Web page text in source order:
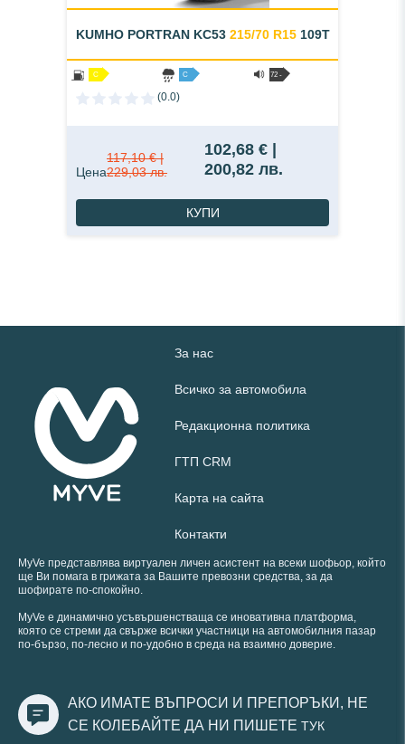
KUMHO PORTRAN KC53 215/70 R15 109T
C C
72 -
(0.0)
Цена
117,10 € |
229,03 лв.
102,68 € |
200,82 лв.
КУПИ
За нас
Всичко за автомобила
Редакционна политика
ГТП CRM
Карта на сайта
Контакти
MyVe представлява виртуален личен асистент на всеки шофьор, който
ще Ви помага в грижата за Вашите превозни средства, за да
шофирате по-спокойно.
MyVe е динамично усъвършенстваща се иновативна платформа,
която се стреми да свърже всички участници на автомобилния пазар
по-бързо, по-лесно и по-удобно в среда на взаимно доверие.
АКО ИМАТЕ ВЪПРОСИ И ПРЕПОРЪКИ, НЕ
СЕ КОЛЕБАЙТЕ ДА НИ ПИШЕТЕ ТУК